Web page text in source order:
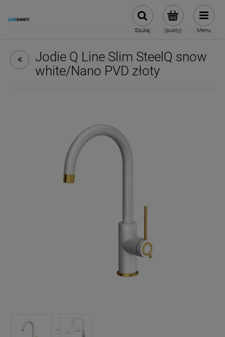
(pusty)
Szukaj Menu
Jodie Q Line Slim SteelQ snow
white/Nano PVD złoty